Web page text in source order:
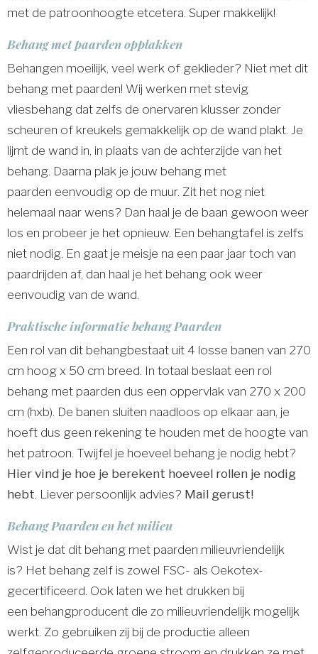
met de patroonhoogte etcetera. Super makkelijk!
Behang met paarden opplakken
Behangen moeilijk, veel werk of geklieder? Niet met dit
behang met paarden! Wij werken met stevig
vliesbehang dat zelfs de onervaren klusser zonder
scheuren of kreukels gemakkelijk op de wand plakt. Je
lijmt de wand in, in plaats van de achterzijde van het
behang. Daarna plak je jouw behang met
paarden eenvoudig op de muur. Zit het nog niet
helemaal naar wens? Dan haal je de baan gewoon weer
los en probeer je het opnieuw. Een behangtafel is zelfs
niet nodig. En gaat je meisje na een paar jaar toch van
paardrijden af, dan haal je het behang ook weer
eenvoudig van de wand.
Praktische informatie behang Paarden
Een rol van dit behangbestaat uit 4 losse banen van 270
cm hoog x 50 cm breed. In totaal beslaat een rol
behang met paarden dus een oppervlak van 270 x 200
cm (hxb). De banen sluiten naadloos op elkaar aan, je
hoeft dus geen rekening te houden met de hoogte van
het patroon. Twijfel je hoeveel behang je nodig hebt?
Hier vind je hoe je berekent hoeveel rollen je nodig
hebt. Liever persoonlijk advies? Mail gerust!
Behang Paarden en het milieu
Wist je dat dit behang met paarden milieuvriendelijk
is? Het behang zelf is zowel FSC- als Oekotex-
gecertificeerd. Ook laten we het drukken bij
een behangproducent die zo milieuvriendelijk mogelijk
werkt. Zo gebruiken zij bij de productie alleen